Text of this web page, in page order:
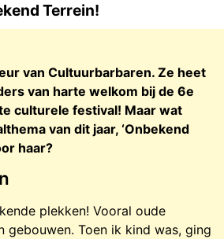
Terrein!
van Cultuurbarbaren. Ze heet
van harte welkom bij de 6e
culturele festival! Maar wat
van dit jaar, ‘Onbekend
haar?
plekken! Vooral oude
gebouwen. Toen ik kind was, ging